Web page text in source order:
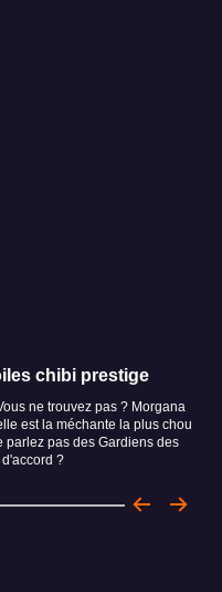
chibi prestige
ne trouvez pas ? Morgana
est la méchante la plus chou
parlez pas des Gardiens des
?